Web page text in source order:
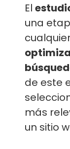
El
una
de este
más
un sitio